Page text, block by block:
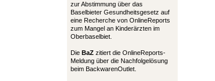
zur Abstimmung über das
Baselbieter Gesundheitsgesetz auf
eine Recherche von OnlineReports
zum Mangel an Kinderärzten im
Oberbaselbiet.
Die BaZ zitiert die OnlineReports-
Meldung über die Nachfolgelösung
beim BackwarenOutlet.